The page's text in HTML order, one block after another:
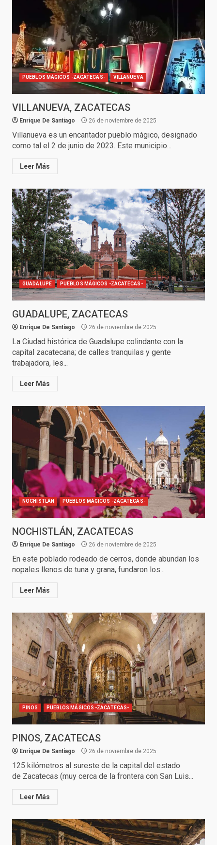
PUEBLOS MÁGICOS -ZACATECAS- VILLANUEVA
VILLANUEVA, ZACATECAS
Enrique De Santiago 26 de noviembre de 2025
Villanueva es un encantador pueblo mágico, designado
como tal el 2 de junio de 2023. Este municipio...
Leer Más
GUADALUPE PUEBLOS MÁGICOS -ZACATECAS-
GUADALUPE, ZACATECAS
Enrique De Santiago 26 de noviembre de 2025
La Ciudad histórica de Guadalupe colindante con la
capital zacatecana; de calles tranquilas y gente
trabajadora, les...
Leer Más
NOCHISTLÁN PUEBLOS MÁGICOS -ZACATECAS-
NOCHISTLÁN, ZACATECAS
Enrique De Santiago 26 de noviembre de 2025
En este poblado rodeado de cerros, donde abundan los
nopales llenos de tuna y grana, fundaron los...
Leer Más
PINOS PUEBLOS MÁGICOS -ZACATECAS-
PINOS, ZACATECAS
Enrique De Santiago 26 de noviembre de 2025
125 kilómetros al sureste de la capital del estado
de Zacatecas (muy cerca de la frontera con San Luis...
Leer Más